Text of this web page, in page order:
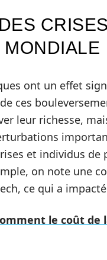
ont un effet
ces
leur richesse,
et individus
on note une
ce qui a
le coût de